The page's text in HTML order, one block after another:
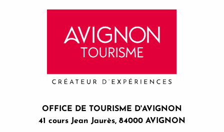
OFFICE DE TOURISME D'AVIGNON
41 cours Jean Jaurès, 84000 AVIGNON